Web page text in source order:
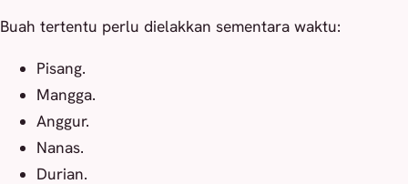
Buah tertentu perlu dielakkan sementara waktu:
Pisang.
Mangga.
Anggur.
Nanas.
Durian.